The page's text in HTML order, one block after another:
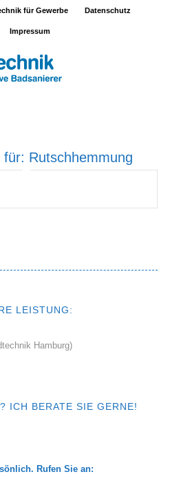
für Gewerbe Datenschutz
Impressum
für: Rutschhemmung
LEISTUNG:
Hamburg)
ICH BERATE SIE GERNE!
Rufen Sie an: